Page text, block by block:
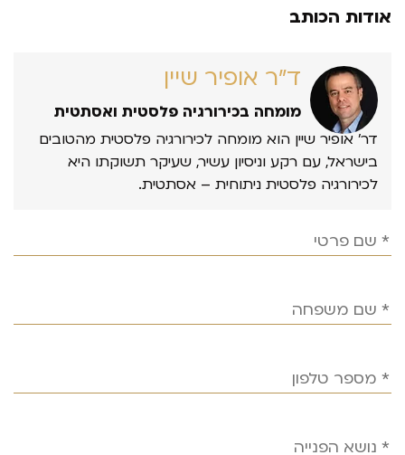
אודות הכותב
ד״ר אופיר שיין
מומחה בכירורגיה פלסטית ואסתטית
דר’ אופיר שיין הוא מומחה לכירורגיה פלסטית מהטובים
בישראל, עם רקע וניסיון עשיר, שעיקר תשוקתו היא
לכירורגיה פלסטית ניתוחית – אסתטית.